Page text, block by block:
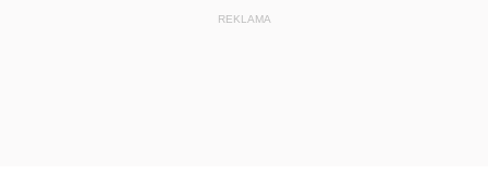
REKLAMA